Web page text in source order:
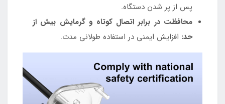
پس از پر شدن دستگاه.
محافظت در برابر اتصال کوتاه و گرمایش بیش از
حد: افزایش ایمنی در استفاده طولانی مدت.